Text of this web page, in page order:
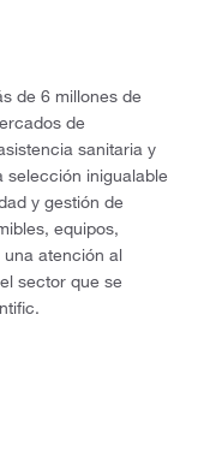
de 6 millones de
de
sanitaria y
inigualable
y gestión de
equipos,
atención al
sector que se